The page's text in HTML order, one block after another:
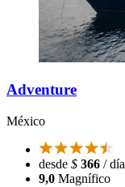
Adventure
México
desde $ 366 / día
9,0 Magnífico